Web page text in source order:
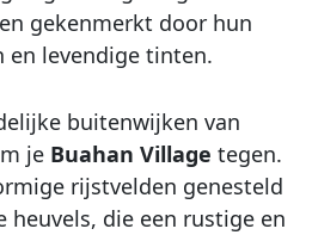
gekenmerkt door hun
en levendige tinten.
buitenwijken van
je Buahan Village tegen.
rijstvelden genesteld
heuvels, die een rustige en